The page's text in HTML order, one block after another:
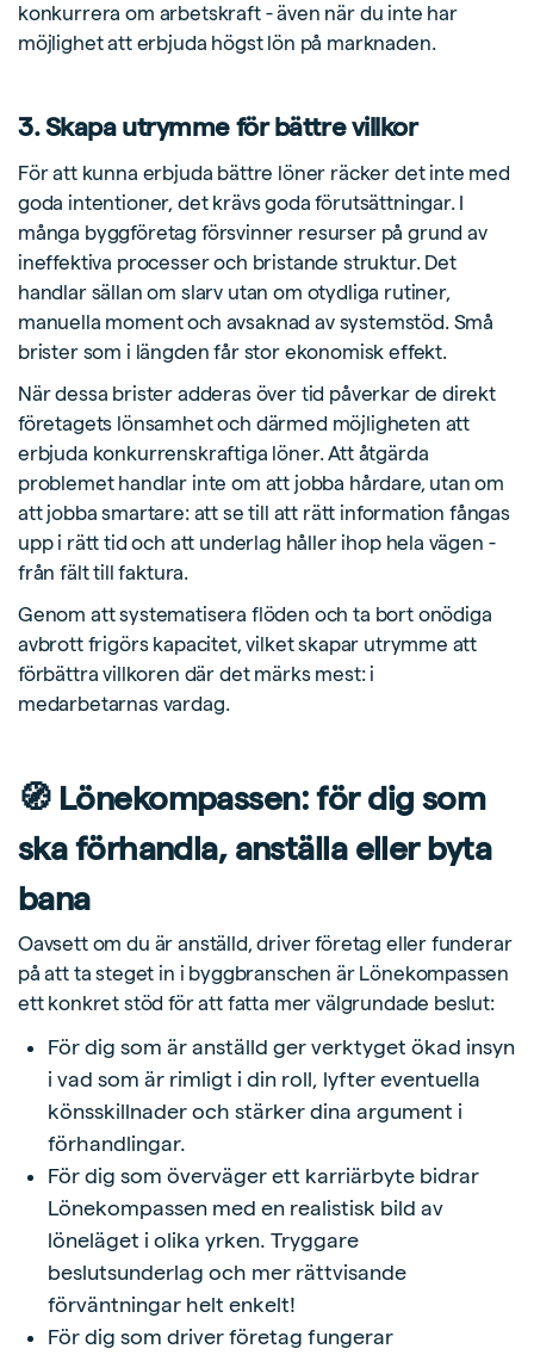
konkurrera om arbetskraft - även när du inte har
möjlighet att erbjuda högst lön på marknaden.
3. Skapa utrymme för bättre villkor
För att kunna erbjuda bättre löner räcker det inte med
goda intentioner, det krävs goda förutsättningar. I
många byggföretag försvinner resurser på grund av
ineffektiva processer och bristande struktur. Det
handlar sällan om slarv utan om otydliga rutiner,
manuella moment och avsaknad av systemstöd. Små
brister som i längden får stor ekonomisk effekt.
När dessa brister adderas över tid påverkar de direkt
företagets lönsamhet och därmed möjligheten att
erbjuda konkurrenskraftiga löner. Att åtgärda
problemet handlar inte om att jobba hårdare, utan om
att jobba smartare: att se till att rätt information fångas
upp i rätt tid och att underlag håller ihop hela vägen -
från fält till faktura.
Genom att systematisera flöden och ta bort onödiga
avbrott frigörs kapacitet, vilket skapar utrymme att
förbättra villkoren där det märks mest: i
medarbetarnas vardag.
🧭 Lönekompassen: för dig som
ska förhandla, anställa eller byta
bana
Oavsett om du är anställd, driver företag eller funderar
på att ta steget in i byggbranschen är Lönekompassen
ett konkret stöd för att fatta mer välgrundade beslut:
För dig som är anställd ger verktyget ökad insyn
i vad som är rimligt i din roll, lyfter eventuella
könsskillnader och stärker dina argument i
förhandlingar.
För dig som överväger ett karriärbyte bidrar
Lönekompassen med en realistisk bild av
löneläget i olika yrken. Tryggare
beslutsunderlag och mer rättvisande
förväntningar helt enkelt!
För dig som driver företag fungerar